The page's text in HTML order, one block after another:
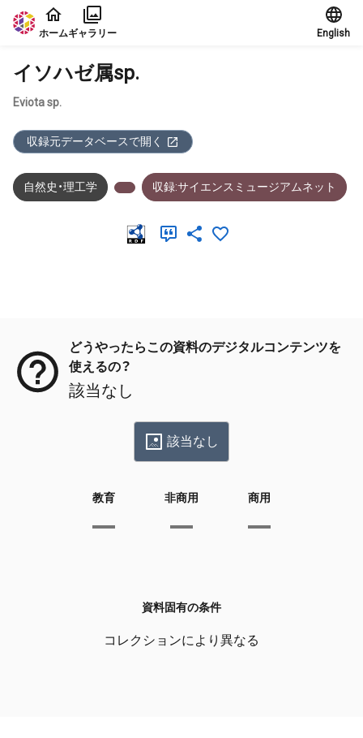
本文に飛ぶ
ホームギャラリー English
イソハゼ属sp.
Eviota sp.
収録元データベースで開く
自然史・理工学 収録:サイエンスミュージアムネット
どうやったらこの資料のデジタルコンテンツを
使えるの？
該当なし
該当なし
教育 非商用 商用
資料固有の条件
コレクションにより異なる